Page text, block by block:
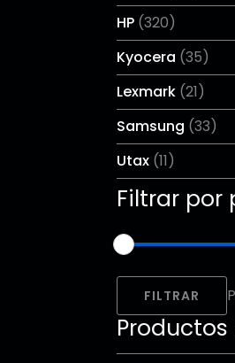
HP (320)
Kyocera (35)
Lexmark (21)
Samsung (33)
Utax (11)
Filtrar por
Precio
mínimo
Precio
máximo
FILTRAR